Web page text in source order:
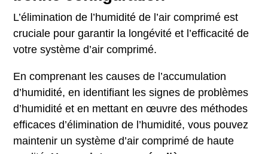
L’élimination de l’humidité de l’air comprimé est
cruciale pour garantir la longévité et l’efficacité de
votre système d’air comprimé.
En comprenant les causes de l’accumulation
d’humidité, en identifiant les signes de problèmes
d’humidité et en mettant en œuvre des méthodes
efficaces d’élimination de l’humidité, vous pouvez
maintenir un système d’air comprimé de haute